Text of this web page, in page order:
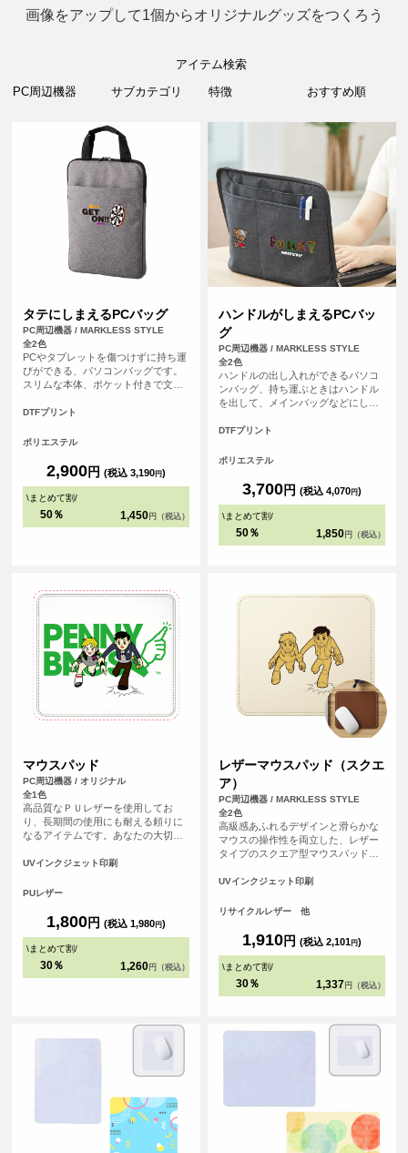
画像をアップして1個からオリジナルグッズをつくろう
アイテム検索
タテにしまえるPCバッグ
PC周辺機器 / MARKLESS STYLE
全2色
PCやタブレットを傷つけずに持ち運
びができる、パソコンバッグです。
スリムな本体、ポケット付きで文房
す。
DTFプリント
ポリエステル
2,900円 (税込 3,190円)
\まとめて割/
50％ 1,450 円（税込）
ハンドルがしまえるPCバッ
グ
PC周辺機器 / MARKLESS STYLE
全2色
ハンドルの出し入れができるパソコ
ンバッグ、持ち運ぶときはハンドル
を出して、メインバッグなどにしま
ができます。うれしい複数の外ポケ
用が可能です。
DTFプリント
ポリエステル
3,700円 (税込 4,070円)
\まとめて割/
50％ 1,850 円（税込）
マウスパッド
PC周辺機器 / オリジナル
全1色
高品質なＰＵレザーを使用してお
り、長期間の使用にも耐える頼りに
なるアイテムです。あなたの大切な
することで、パソコン周りが一気に
UVインクジェット印刷
PUレザー
1,800円 (税込 1,980円)
\まとめて割/
30％ 1,260 円（税込）
レザーマウスパッド（スクエ
ア）
PC周辺機器 / MARKLESS STYLE
全2色
高級感あふれるデザインと滑らかな
マウスの操作性を両立した、レザー
タイプのスクエア型マウスパッドで
革くずを繊維状に加工し、樹脂と混
ルレザー素材を使用しています。
念品としてもおすすめのアイテムで
UVインクジェット印刷
リサイクルレザー 他
1,910円 (税込 2,101円)
\まとめて割/
30％ 1,337 円（税込）